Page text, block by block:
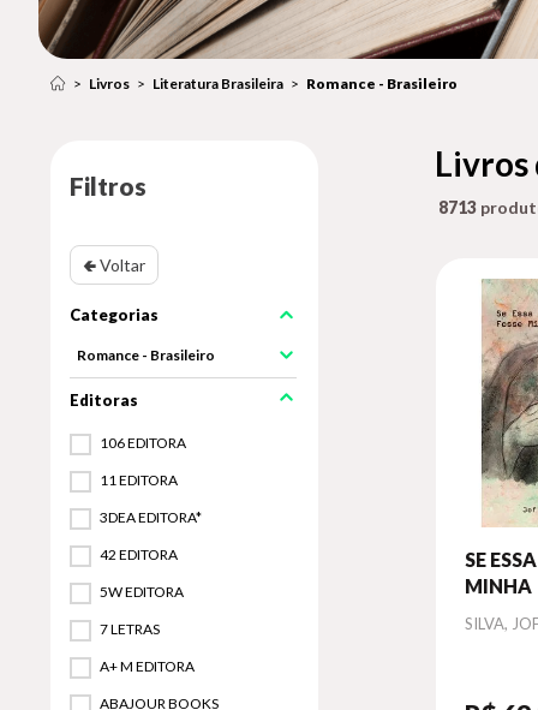
Livros Literatura Brasileira Romance - Brasileiro
Filtros
🢀 Voltar
Romance - Brasileiro
106 EDITORA
11 EDITORA
3DEA EDITORA*
42 EDITORA
5W EDITORA
7 LETRAS
A+ M EDITORA
ABAJOUR BOOKS
Livros
8713
SE
MINHA
Autor
SILVA,